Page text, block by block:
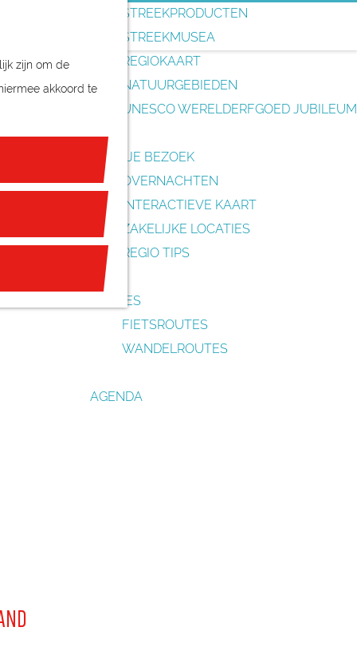
zijn om de
akkoord te
STREEKPRODUCTEN
STREEKMUSEA
REGIOKAART
NATUURGEBIEDEN
UNESCO WERELDERFGOED JUBILEUM
PLAN JE BEZOEK
OVERNACHTEN
INTERACTIEVE KAART
ZAKELIJKE LOCATIES
REGIO TIPS
ROUTES
FIETSROUTES
WANDELROUTES
AGENDA
k
n